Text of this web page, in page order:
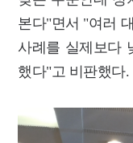
본다"면서 "여러
사례를 실제보다
했다"고 비판했다.